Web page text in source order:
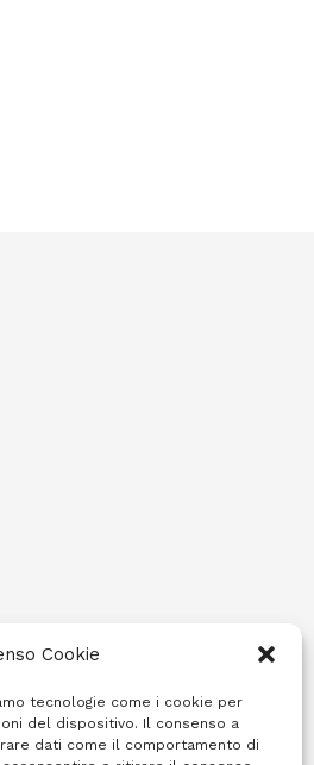
Cookie
tecnologie come i cookie per
del dispositivo. Il consenso a
dati come il comportamento di